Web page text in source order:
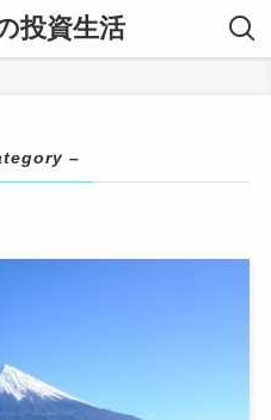
投資生活
–